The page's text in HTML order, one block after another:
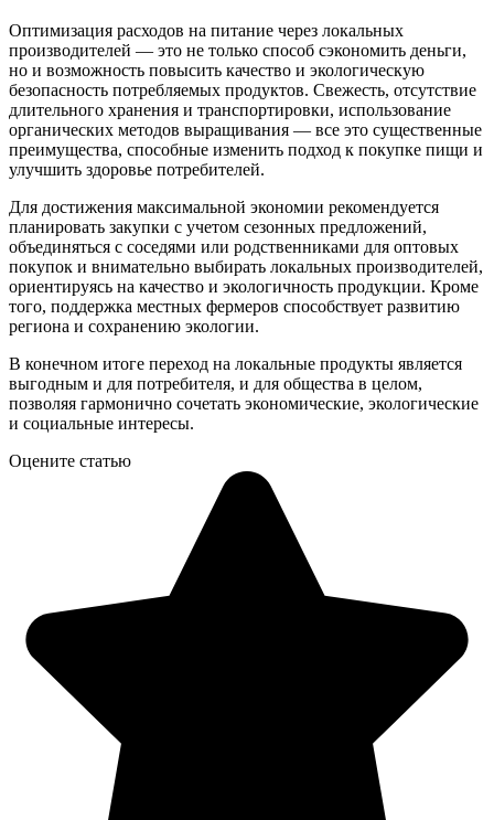
Оптимизация расходов на питание через локальных
производителей — это не только способ сэкономить деньги,
но и возможность повысить качество и экологическую
безопасность потребляемых продуктов. Свежесть, отсутствие
длительного хранения и транспортировки, использование
органических методов выращивания — все это существенные
преимущества, способные изменить подход к покупке пищи и
улучшить здоровье потребителей.
Для достижения максимальной экономии рекомендуется
планировать закупки с учетом сезонных предложений,
объединяться с соседями или родственниками для оптовых
покупок и внимательно выбирать локальных производителей,
ориентируясь на качество и экологичность продукции. Кроме
того, поддержка местных фермеров способствует развитию
региона и сохранению экологии.
В конечном итоге переход на локальные продукты является
выгодным и для потребителя, и для общества в целом,
позволяя гармонично сочетать экономические, экологические
и социальные интересы.
Оцените статью